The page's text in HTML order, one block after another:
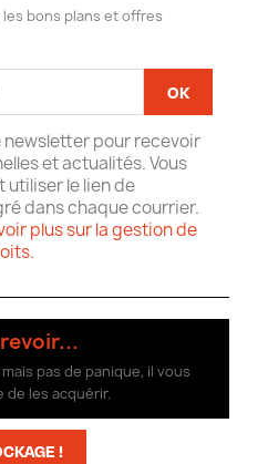
bons plans et offres
newsletter pour recevoir
et actualités. Vous
utiliser le lien de
dans chaque courrier.
plus sur la gestion de
pas de panique, il vous
de les acquérir.
!